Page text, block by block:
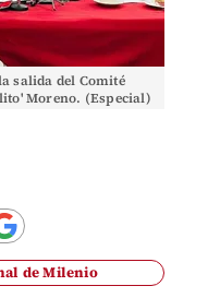
salida del Comité
Moreno. (Especial)
de Milenio